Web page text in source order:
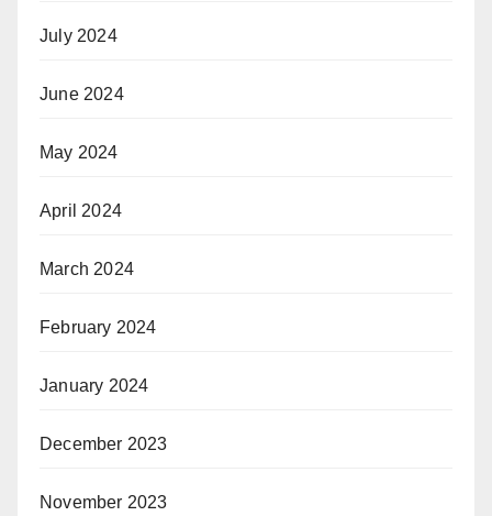
July 2024
June 2024
May 2024
April 2024
March 2024
February 2024
January 2024
December 2023
November 2023